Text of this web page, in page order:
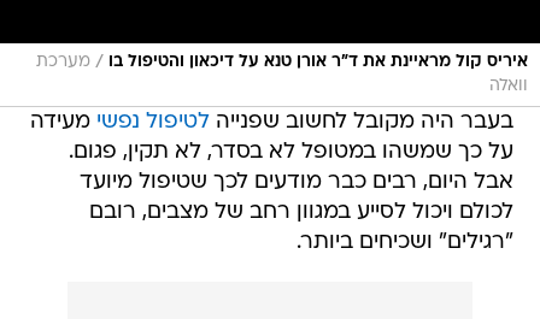
איריס קול מראיינת את ד"ר אורן טנא על דיכאון והטיפול בו / מערכת
וואלה
בעבר היה מקובל לחשוב שפנייהלטיפול נפשי מעידה
על כך שמשהו במטופל לא בסדר, לא תקין, פגום.
אבל היום, רבים כבר מודעים לכך שטיפול מיועד
לכולם ויכול לסייע במגוון רחב של מצבים, רובם
"רגילים" ושכיחים ביותר.